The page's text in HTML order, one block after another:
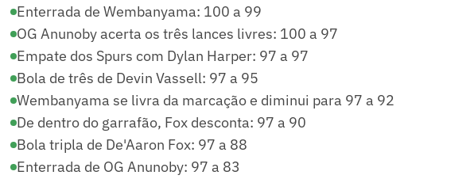
Enterrada de Wembanyama: 100 a 99
OG Anunoby acerta os três lances livres: 100 a 97
Empate dos Spurs com Dylan Harper: 97 a 97
Bola de três de Devin Vassell: 97 a 95
Wembanyama se livra da marcação e diminui para 97 a 92
De dentro do garrafão, Fox desconta: 97 a 90
Bola tripla de De'Aaron Fox: 97 a 88
Enterrada de OG Anunoby: 97 a 83